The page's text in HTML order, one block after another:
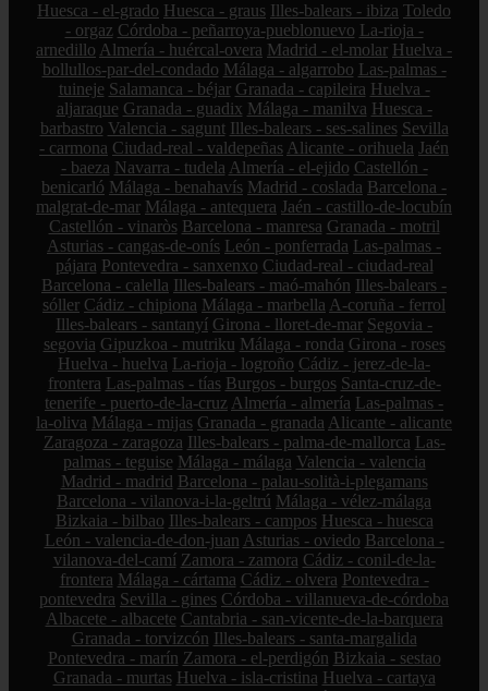
Huesca - el-grado Huesca - graus Illes-balears - ibiza Toledo
- orgaz Córdoba - peñarroya-pueblonuevo La-rioja -
arnedillo Almería - huércal-overa Madrid - el-molar Huelva -
bollullos-par-del-condado Málaga - algarrobo Las-palmas -
tuineje Salamanca - béjar Granada - capileira Huelva -
aljaraque Granada - guadix Málaga - manilva Huesca -
barbastro Valencia - sagunt Illes-balears - ses-salines Sevilla
- carmona Ciudad-real - valdepeñas Alicante - orihuela Jaén
- baeza Navarra - tudela Almería - el-ejido Castellón -
benicarló Málaga - benahavís Madrid - coslada Barcelona -
malgrat-de-mar Málaga - antequera Jaén - castillo-de-locubín
Castellón - vinaròs Barcelona - manresa Granada - motril
Asturias - cangas-de-onís León - ponferrada Las-palmas -
pájara Pontevedra - sanxenxo Ciudad-real - ciudad-real
Barcelona - calella Illes-balears - maó-mahón Illes-balears -
sóller Cádiz - chipiona Málaga - marbella A-coruña - ferrol
Illes-balears - santanyí Girona - lloret-de-mar Segovia -
segovia Gipuzkoa - mutriku Málaga - ronda Girona - roses
Huelva - huelva La-rioja - logroño Cádiz - jerez-de-la-
frontera Las-palmas - tías Burgos - burgos Santa-cruz-de-
tenerife - puerto-de-la-cruz Almería - almería Las-palmas -
la-oliva Málaga - mijas Granada - granada Alicante - alicante
Zaragoza - zaragoza Illes-balears - palma-de-mallorca Las-
palmas - teguise Málaga - málaga Valencia - valencia
Madrid - madrid Barcelona - palau-solità-i-plegamans
Barcelona - vilanova-i-la-geltrú Málaga - vélez-málaga
Bizkaia - bilbao Illes-balears - campos Huesca - huesca
León - valencia-de-don-juan Asturias - oviedo Barcelona -
vilanova-del-camí Zamora - zamora Cádiz - conil-de-la-
frontera Málaga - cártama Cádiz - olvera Pontevedra -
pontevedra Sevilla - gines Córdoba - villanueva-de-córdoba
Albacete - albacete Cantabria - san-vicente-de-la-barquera
Granada - torvizcón Illes-balears - santa-margalida
Pontevedra - marín Zamora - el-perdigón Bizkaia - sestao
Granada - murtas Huelva - isla-cristina Huelva - cartaya